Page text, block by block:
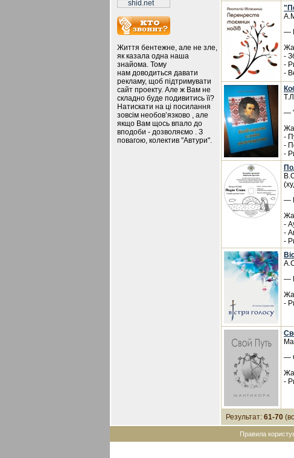
Життя бентежне, але не зле,
як казала одна наша
знайома. Тому
нам доводиться давати
рекламу, щоб підтримувати
сайт проекту. Але ж Вам не
складно буде подивитись її?
Натискати на ці посилання
зовсім необов’язково , але
якщо Вам щось впало до
вподоби - дозволяємо . З
повагою, колектив "Автури".
—
-
-
-
—
-
-
-
—
-
-
-
—
-
—
-
Результат: 61-70
Правила